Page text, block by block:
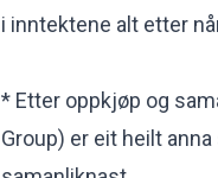
i inntektene alt etter
* Etter oppkjøp og
Group) er eit heilt